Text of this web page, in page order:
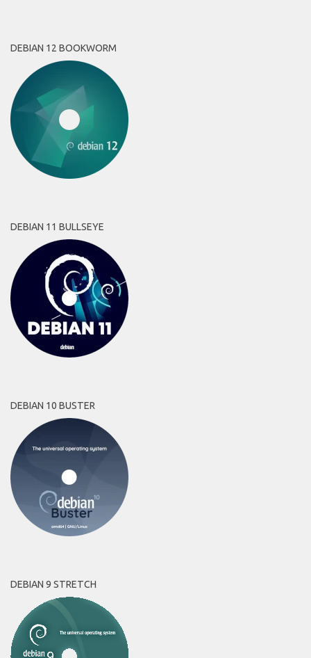
DEBIAN 12 BOOKWORM
DEBIAN 11 BULLSEYE
DEBIAN 10 BUSTER
DEBIAN 9 STRETCH